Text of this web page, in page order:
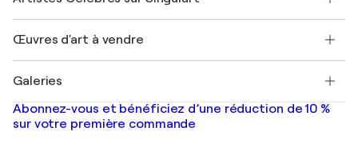
+33 1 76 44 06 42
Magazine Singulart
Emplois
Découvrez une sélection d'art original
Marc Chagall
Banksy
Mr. Brainwash
Shepard Fairey
Œuvres d'art à vendre
Tableaux abstraits à vendre
Peintures de paysage
Estampes
Galeries
Galeries d'art en France
Galeries d'art en Belgique
Abonnez-vous et bénéficiez d’une réduction de 10 %
sur votre première commande